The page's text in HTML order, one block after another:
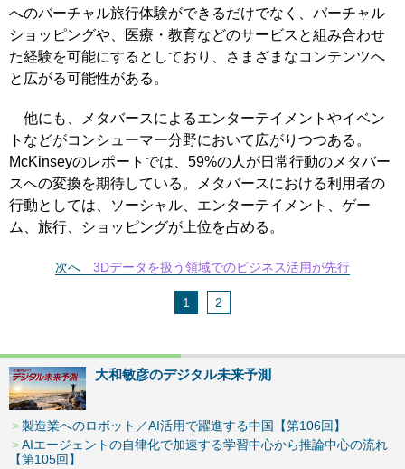
へのバーチャル旅行体験ができるだけでなく、バーチャル
ショッピングや、医療・教育などのサービスと組み合わせ
た経験を可能にするとしており、さまざまなコンテンツへ
と広がる可能性がある。
他にも、メタバースによるエンターテイメントやイベン
トなどがコンシューマー分野において広がりつつある。
McKinseyのレポートでは、59%の人が日常行動のメタバー
スへの変換を期待している。メタバースにおける利用者の
行動としては、ソーシャル、エンターテイメント、ゲー
ム、旅行、ショッピングが上位を占める。
次へ 3Dデータを扱う領域でのビジネス活用が先行
1 2
大和敏彦のデジタル未来予測
製造業へのロボット／AI活用で躍進する中国【第106回】
AIエージェントの自律化で加速する学習中心から推論中心の流れ
【第105回】